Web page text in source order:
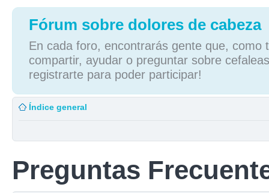
Fórum sobre dolores de cabeza
En cada foro, encontrarás gente que, como
compartir, ayudar o preguntar sobre
registrarte para poder participar!
Índice general
Preguntas